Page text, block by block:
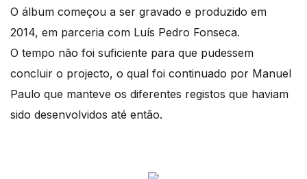
O álbum começou a ser gravado e produzido em
2014, em parceria com Luís Pedro Fonseca.
O tempo não foi suficiente para que pudessem
concluir o projecto, o qual foi continuado por Manuel
Paulo que manteve os diferentes registos que haviam
sido desenvolvidos até então.